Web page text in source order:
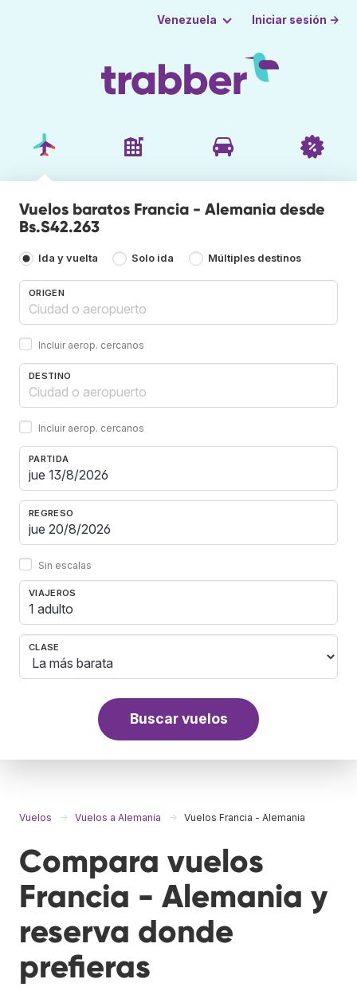
Venezuela Iniciar sesión →
Vuelos baratos Francia - Alemania desde
Bs.S42.263
Ida y vuelta Solo ida Múltiples destinos
ORIGEN
Incluir aerop. cercanos
DESTINO
Incluir aerop. cercanos
PARTIDA
REGRESO
Sin escalas
VIAJEROS
1 adulto
CLASE
Buscar vuelos
Vuelos Vuelos a Alemania Vuelos Francia - Alemania
Compara vuelos
Francia - Alemania y
reserva donde
prefieras